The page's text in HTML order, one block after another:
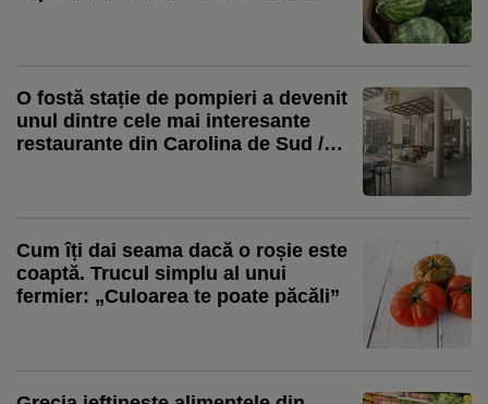
O fostă stație de pompieri a devenit
unul dintre cele mai interesante
restaurante din Carolina de Sud /
Cum îți dai seama dacă o roșie este
coaptă. Trucul simplu al unui
fermier: „Culoarea te poate păcăli”